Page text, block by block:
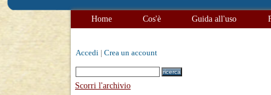
Home Cos'è Guida all'uso
Accedi Crea un account
Scorri l'archivio